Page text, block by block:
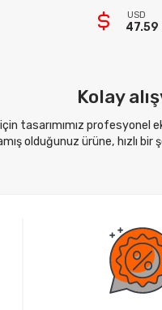
USD
47.59
Kolay
için tasarımımız
olduğunuz ürüne, hızlı